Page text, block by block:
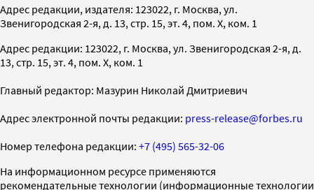
Адрес редакции, издателя: 123022, г. Москва, ул.
Звенигородская 2-я, д. 13, стр. 15, эт. 4, пом. X, ком. 1
Адрес редакции: 123022, г. Москва, ул. Звенигородская 2-я, д.
13, стр. 15, эт. 4, пом. X, ком. 1
Главный редактор: Мазурин Николай Дмитриевич
Адрес электронной почты редакции: press-release@forbes.ru
Номер телефона редакции: +7 (495) 565-32-06
На информационном ресурсе применяются
рекомендательные технологии (информационные технологии